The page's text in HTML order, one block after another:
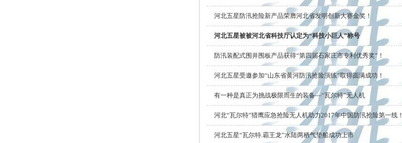
河北五星防汛抢险新产品荣膺河北省发明创新大赛金奖！
河北五星被被河北省科技厅认定为“科技小巨人”称号
防汛装配式围井围板产品获得“第四届石家庄市专利优秀奖”！
河北五星受邀参加“山东省黄河防汛抢险演练”取得圆满成功！
有一种是真正为挑战极限而生的装备—“瓦尔特”无人机
河北“瓦尔特”猎鹰应急抢险无人机助力2017年中国防汛抢险第一线！
河北五星“瓦尔特.霸王龙”水陆两栖气垫船成功上市